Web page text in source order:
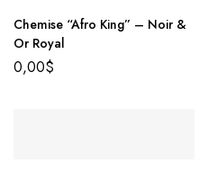
Chemise “Afro King” – Noir &
Or Royal
0,00$